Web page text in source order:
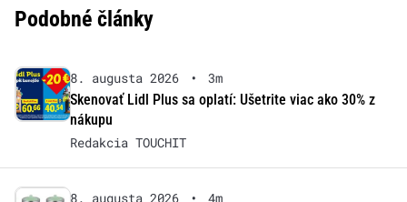
Podobné články
8. augusta 2026 •
3m
Skenovať Lidl Plus sa oplatí: Ušetrite viac ako 30% z
nákupu
Redakcia TOUCHIT
8. augusta 2026 •
4m